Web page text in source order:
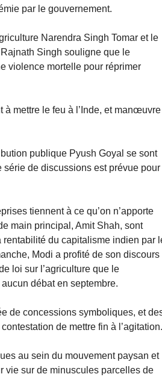
par le gouvernement.
Narendra Singh Tomar et le
Singh souligne que le
violence mortelle pour réprimer
à mettre le feu à l’Inde, et manœuvre
publique Pyush Goyal se sont
de discussions est prévue pour
tiennent à ce qu’on n’apporte
main principal, Amit Shah, sont
du capitalisme indien par
Modi a profité de son discours
loi sur l’agriculture que le
débat en septembre.
de concessions symboliques, et
de mettre fin à l’agitation.
au sein du mouvement paysan et
vie sur de minuscules parcelles de